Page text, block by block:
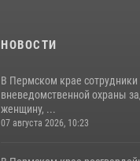
НОВОСТИ
В Пермском крае сотрудники
вневедомственной охраны
женщину, ...
07 августа 2026, 10:23